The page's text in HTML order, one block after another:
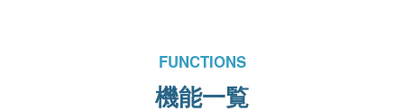
FUNCTIONS
機能一覧